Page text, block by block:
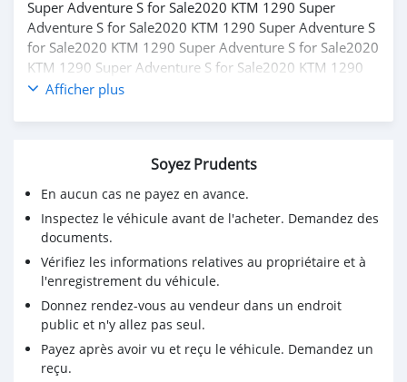
Super Adventure S for Sale2020 KTM 1290 Super
Adventure S for Sale2020 KTM 1290 Super Adventure S
for Sale2020 KTM 1290 Super Adventure S for Sale2020
KTM 1290 Super Adventure S for Sale2020 KTM 1290
Super Adventure S for Sale2020 KTM 1290 Super
Afficher plus
Soyez Prudents
En aucun cas ne payez en avance.
Inspectez le véhicule avant de l'acheter. Demandez des
documents.
Vérifiez les informations relatives au propriétaire et à
l'enregistrement du véhicule.
Donnez rendez-vous au vendeur dans un endroit
public et n'y allez pas seul.
Payez après avoir vu et reçu le véhicule. Demandez un
reçu.